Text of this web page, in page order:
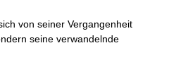
von seiner Vergangenheit
seine verwandelnde